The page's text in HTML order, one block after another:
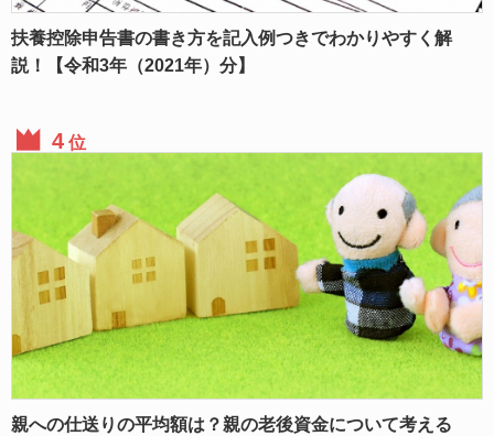
扶養控除申告書の書き方を記入例つきでわかりやすく解
説！【令和3年（2021年）分】
位
親への仕送りの平均額は？親の老後資金について考える